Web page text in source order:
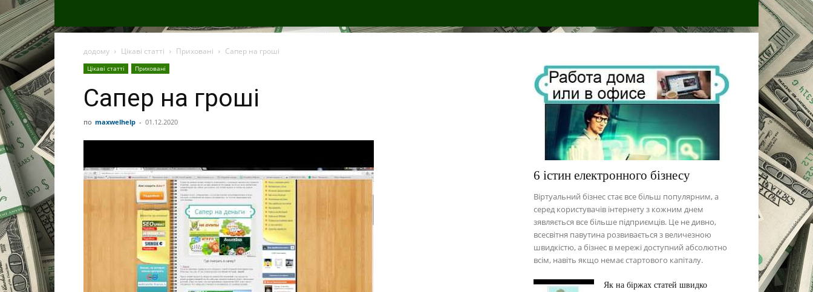
додому Цікаві статті Приховані Сапер на гроші
Цікаві статті Приховані
Сапер на гроші
по maxwelhelp - 01.12.2020
6 істин електронного бізнесу
Віртуальний бізнес стає все більш популярним, а
серед користувачів інтернету з кожним днем
зявляється все більше підприємців. Це не дивно,
всесвітня павутина розвивається з величезною
швидкістю, а бізнес в мережі доступний абсолютно
всім, навіть якщо немає стартового капіталу.
Як на біржах статей швидко